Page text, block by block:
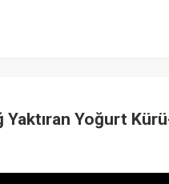
Yaktıran Yoğurt